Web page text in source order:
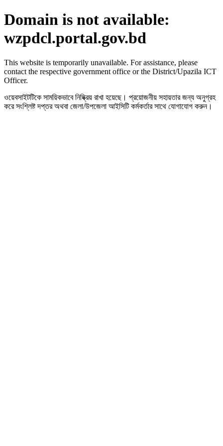
Domain is not available:
wzpdcl.portal.gov.bd
This website is temporarily unavailable. For assistance, please
contact the respective government office or the District/Upazila ICT
Officer.
ওয়েবসাইটটিকে সাময়িকভাবে নিষ্ক্রিয় রাখা হয়েছে। প্রয়োজনীয় সহায়তার জন্য অনুগ্রহ
করে সংশ্লিষ্ট দপ্তর অথবা জেলা/উপজেলা আইসিটি কর্মকর্তার সাথে যোগাযোগ করুন।